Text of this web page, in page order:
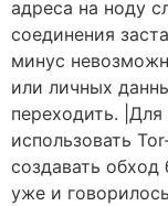
адреса на ноду
соединения
минус
или личных
переходить.
использовать
создавать
уже и